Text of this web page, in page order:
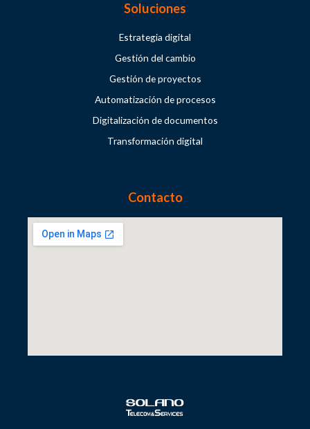
Soluciones
Estrategia digital
Gestión del cambio
Gestión de proyectos
Automatización de procesos
Digitalización de documentos
Transformación digital
Contacto